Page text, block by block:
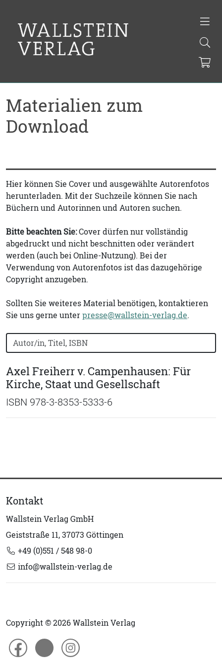
Materialien zum
Download
Hier können Sie Cover und ausgewählte Autorenfotos
herunterladen. Mit der Suchzeile können Sie nach
Büchern und Autorinnen und Autoren suchen.
Bitte beachten Sie:Cover dürfen nur vollständig
abgedruckt und nicht beschnitten oder verändert
werden (auch bei Online-Nutzung). Bei der
Verwendung von Autorenfotos ist das dazugehörige
Copyright anzugeben.
Sollten Sie weiteres Material benötigen, kontaktieren
Sie uns gerne unterpresse@wallstein-verlag.de.
Bücher nach Buchtitel, Autorennamen oder ISBN
Axel Freiherr v. Campenhausen: Für
Kirche, Staat und Gesellschaft
ISBN 978-3-8353-5333-6
Kontakt
Wallstein Verlag GmbH
Geiststraße 11, 37073 Göttingen
+49 (0)551 / 548 98-0
info@wallstein-verlag.de
Copyright © 2026 Wallstein Verlag